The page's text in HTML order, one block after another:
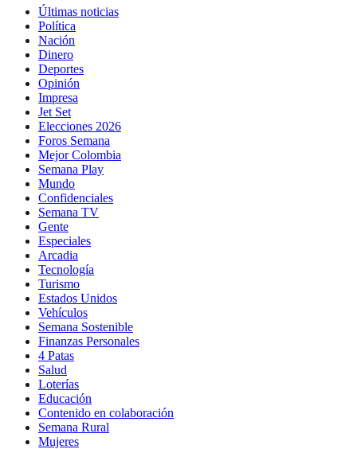
Últimas noticias
Política
Nación
Dinero
Deportes
Opinión
Impresa
Jet Set
Elecciones 2026
Foros Semana
Mejor Colombia
Semana Play
Mundo
Confidenciales
Semana TV
Gente
Especiales
Arcadia
Tecnología
Turismo
Estados Unidos
Vehículos
Semana Sostenible
Finanzas Personales
4 Patas
Salud
Loterías
Educación
Contenido en colaboración
Semana Rural
Mujeres